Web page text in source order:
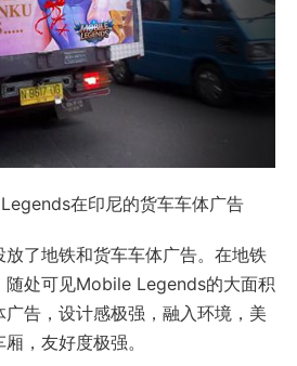
在印尼的货车车体广告
了地铁和货车车体广告。在地铁
随处可见Mobile Legends的大面积
告，设计感极强，融入环境，美
，友好度极强。